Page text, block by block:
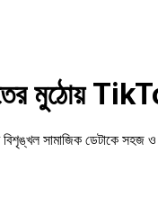
মুঠোয়
সামাজিক ডেটাকে সহজ